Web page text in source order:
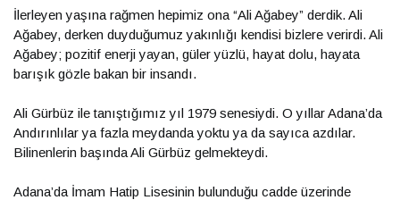
İlerleyen yaşına rağmen hepimiz ona “Ali Ağabey” derdik. Ali
Ağabey, derken duyduğumuz yakınlığı kendisi bizlere verirdi. Ali
Ağabey; pozitif enerji yayan, güler yüzlü, hayat dolu, hayata
barışık gözle bakan bir insandı.
Ali Gürbüz ile tanıştığımız yıl 1979 senesiydi. O yıllar Adana’da
Andırınlılar ya fazla meydanda yoktu ya da sayıca azdılar.
Bilinenlerin başında Ali Gürbüz gelmekteydi.
Adana’da İmam Hatip Lisesinin bulunduğu cadde üzerinde